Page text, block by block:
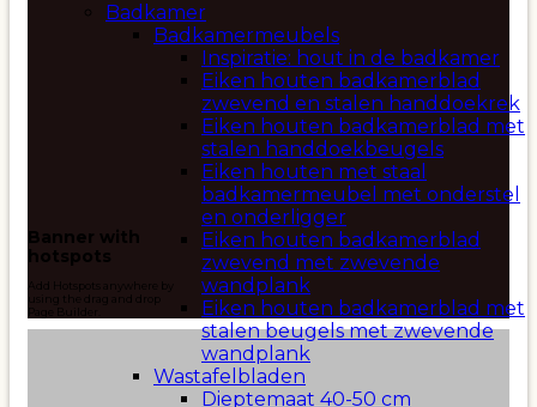
Badkamer
Badkamermeubels
Inspiratie: hout in de badkamer
Eiken houten badkamerblad
zwevend en stalen handdoekrek
Eiken houten badkamerblad met
stalen handdoekbeugels
Eiken houten met staal
badkamermeubel met onderstel
en onderligger
Eiken houten badkamerblad
zwevend met zwevende
wandplank
Eiken houten badkamerblad met
stalen beugels met zwevende
wandplank
Wastafelbladen
Dieptemaat 40-50 cm
Banner with
hotspots
Add Hotspots anywhere by
using the drag and drop
Page Builder.